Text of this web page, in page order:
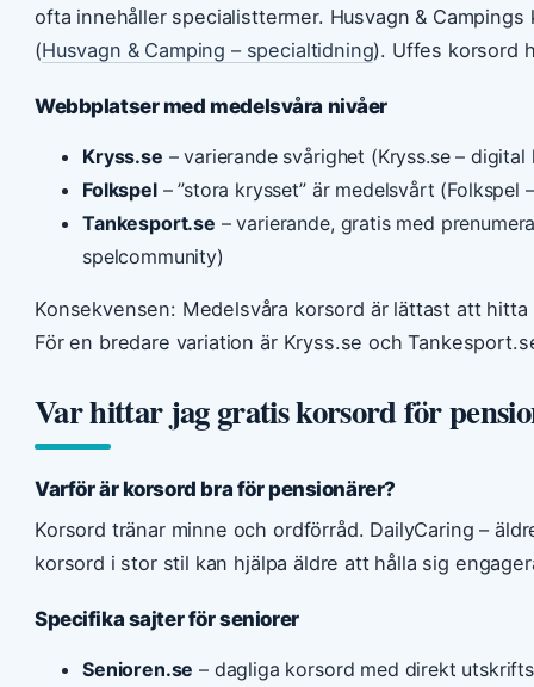
ofta innehåller specialisttermer. Husvagn &
(Husvagn & Camping – specialtidning). Uffes korsord
Webbplatser med medelsvåra nivåer
Kryss.se – varierande svårighet (Kryss.se –
Folkspel– ”stora krysset” är medelsvårt (Folkspel
Tankesport.se – varierande, gratis med
spelcommunity)
Konsekvensen: Medelsvåra korsord är lättast att
För en bredare variation är Kryss.se och
Var hittar jag gratis korsord för
Varför är korsord bra för pensionärer?
Korsord tränar minne och ordförråd. DailyCaring –
korsord i stor stil kan hjälpa äldre att hålla sig
Specifika sajter för seniorer
Senioren.se – dagliga korsord med direkt